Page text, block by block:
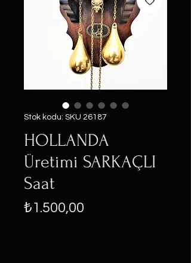
Stok kodu: SKU 26187
HOLLANDA
Üretimi SARKAÇLI
Saat
₺1.500,00